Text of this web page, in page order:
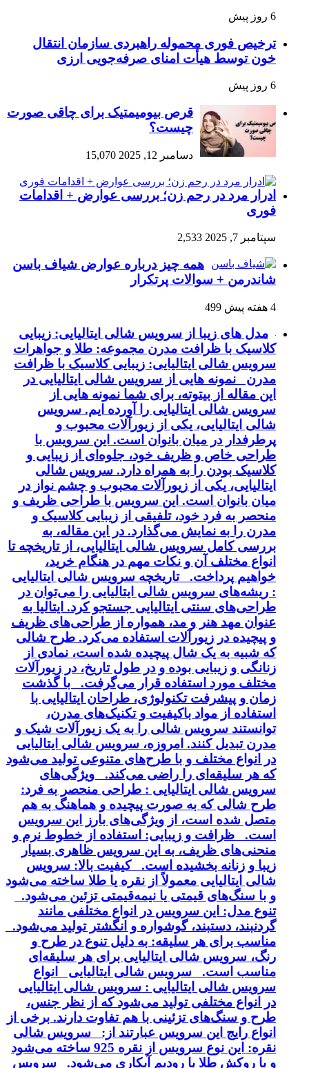
6 روز پیش
ترخیص فوری محموله راهبردی سازمان انتقال
خون توسط هیأت امنای صرفه‌جویی ارزی
6 روز پیش
قرص بیومیمتیک برای چاقی صورت
چیست؟
دسامبر 12, 2025 15,070
ادرار مرد در رحم زن؛ بررسی عوارض + اقدامات
فوری
سپتامبر 7, 2025 2,533
همه چیز درباره عوارض شیاف باسن
شاندرمن + سوالات پرتکرار
4 هفته پیش 499
مدل های زیبا از سرویس شالی ایتالیایی: زیبایی
کلاسیک با ظرافت مدرن مجموعه: طلا و جواهرات
سرویس شالی ایتالیایی: زیبایی کلاسیک با ظرافت
مدرن نمونه هایی از سرویس شالی ایتالیایی در
این مقاله از بیتوته، برای شما نمونه هایی از
سرویس شالی ایتالیایی را آورده ایم. سرویس
شالی ایتالیایی، یکی از زیورآلات محبوب و
پرطرفدار در میان بانوان است. این سرویس با
طراحی خاص و ظریف خود، جلوه‌ای از زیبایی و
کلاسیک بودن را به همراه دارد. سرویس شالی
ایتالیایی، یکی از زیورآلات محبوب و چشم نواز در
میان بانوان است. این سرویس با طراحی ظریف و
منحصر به فرد خود، تلفیقی از زیبایی کلاسیک و
مدرن را به نمایش می‌گذارد. در این مقاله، به
بررسی کامل سرویس شالی ایتالیایی، از تاریخچه تا
انواع مختلف آن و نکات مهم در هنگام خرید،
خواهیم پرداخت. تاریخچه سرویس شالی ایتالیایی
: ریشه‌های سرویس شالی ایتالیایی را می‌توان در
طراحی‌های سنتی ایتالیایی جستجو کرد. ایتالیا به
عنوان مهد هنر و مد، همواره از طراحی‌های ظریف
و پیچیده در زیورآلات استفاده می‌کرد. طرح شالی
که شبیه به یک شال پیچیده شده است، نمادی از
زنانگی و زیبایی بوده و در طول تاریخ، در زیورآلات
مختلف مورد استفاده قرار می‌گرفت. با گذشت
زمان و پیشرفت تکنولوژی، طراحان ایتالیایی با
استفاده از مواد باکیفیت و تکنیک‌های مدرن،
توانستند سرویس شالی را به یک زیورآلات شیک و
مدرن تبدیل کنند. امروزه، سرویس شالی ایتالیایی
در انواع مختلف و با طرح‌های متنوعی تولید می‌شود
که هر سلیقه‌ای را راضی می‌کند. ویژگی‌های
سرویس شالی ایتالیایی : طراحی منحصر به فرد:
طرح شالی که به صورت پیچیده و هماهنگ به هم
متصل شده است، از ویژگی‌های بارز این سرویس
است. ظرافت و زیبایی: استفاده از خطوط نرم و
منحنی‌های ظریف، به این سرویس ظاهری بسیار
زیبا و زنانه بخشیده است. کیفیت بالا: سرویس
شالی ایتالیایی معمولاً از نقره یا طلا ساخته می‌شود
و با سنگ‌های قیمتی یا نیمه‌قیمتی تزئین می‌شود.
تنوع مدل: این سرویس در انواع مختلفی مانند
گردنبند، دستبند، گوشواره و انگشتر تولید می‌شود.
مناسب برای هر سلیقه: به دلیل تنوع در طرح و
رنگ، سرویس شالی ایتالیایی برای هر سلیقه‌ای
مناسب است. سرویس شالی ایتالیایی انواع
سرویس شالی ایتالیایی : سرویس شالی ایتالیایی
در انواع مختلفی تولید می‌شود که از نظر جنس،
طرح و سنگ‌های تزئینی با هم تفاوت دارند. برخی از
انواع رایج این سرویس عبارتند از: سرویس شالی
نقره: این نوع سرویس از نقره 925 ساخته می‌شود
و با روکش طلا یا رودیم آبکاری می‌شود. سرویس